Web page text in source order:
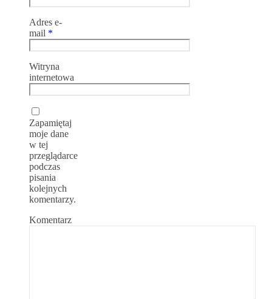
Adres e-
mail *
Witryna
internetowa
Zapamiętaj
moje dane
w tej
przeglądarce
podczas
pisania
kolejnych
komentarzy.
Komentarz